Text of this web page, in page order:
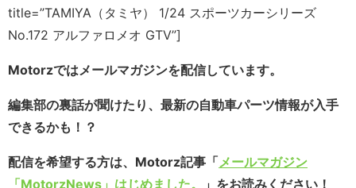
title=”TAMIYA（タミヤ） 1/24 スポーツカーシリーズ
No.172 アルファロメオ GTV”]
Motorzではメールマガジンを配信しています。
編集部の裏話が聞けたり、最新の自動車パーツ情報が入手
できるかも！？
配信を希望する方は、Motorz記事「メールマガジン
「MotorzNews」はじめました。
」をお読みください！